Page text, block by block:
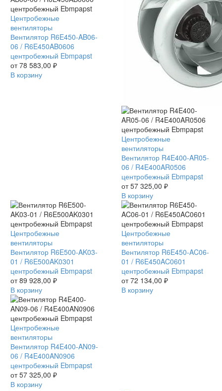
Вентилятор
R6E450-
AB06-
06
/
R6E450AB0606
центробежный
Центробежные
вентиляторы
Вентилятор R6E450-AB06-
06 / R6E450AB0606
центробежный Ebmpapst
от78 583,00 ₽
В корзину
Вентилятор
R4E400-
AR05-
06
/
R4E400AR0506
центробежный
Ebmpapst
Центробежные
вентиляторы
Вентилятор R4E400-AR05-
06 / R4E400AR0506
центробежный Ebmpapst
от57 325,00 ₽
В корзину
Вентилятор
R6E500-
AK03-
01
/
R6E500AK0301
центробежный
Ebmpapst
Центробежные
вентиляторы
Вентилятор R6E500-AK03-
01 / R6E500AK0301
центробежный Ebmpapst
от89 928,00 ₽
В корзину
Вентилятор
R6E450-
AC06-
01
/
R6E450AC0601
центробежный
Центробежные
вентиляторы
Вентилятор R6E450-AC06-
01 / R6E450AC0601
центробежный Ebmpapst
от72 134,00 ₽
В корзину
Вентилятор
R4E400-
AN09-
06
/
R4E400AN0906
центробежный
Центробежные
вентиляторы
Вентилятор R4E400-AN09-
06 / R4E400AN0906
центробежный Ebmpapst
от57 325,00 ₽
В корзину